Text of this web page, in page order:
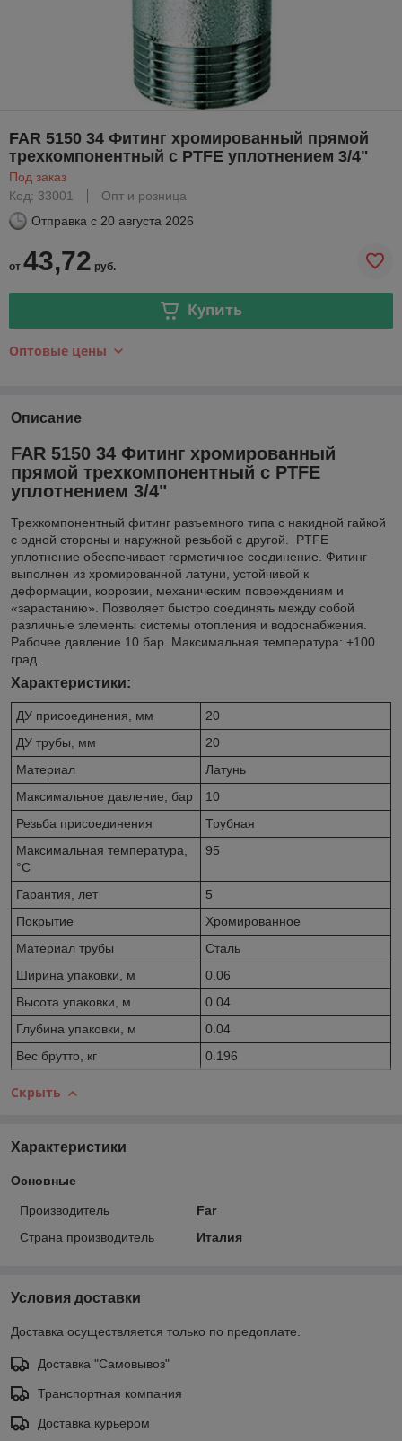
FAR 5150 34 Фитинг хромированный прямой
трехкомпонентный с PTFE уплотнением 3/4"
Под заказ
Код: 33001
Опт и розница
Отправка с 20 августа 2026
от 43,72 руб.
Купить
Оптовые цены
Описание
FAR 5150 34 Фитинг хромированный
прямой трехкомпонентный с PTFE
уплотнением 3/4"
Трехкомпонентный фитинг разъемного типа с накидной гайкой
с одной стороны и наружной резьбой с другой. PTFE
уплотнение обеспечивает герметичное соединение. Фитинг
выполнен из хромированной латуни, устойчивой к
деформации, коррозии, механическим повреждениям и
«зарастанию». Позволяет быстро соединять между собой
различные элементы системы отопления и водоснабжения.
Рабочее давление 10 бар. Максимальная температура: +100
град.
Характеристики:
ДУ присоединения, мм
20
ДУ трубы, мм
20
Материал
Латунь
Максимальное давление, бар
10
Резьба присоединения
Трубная
Максимальная температура,
°С
95
Гарантия, лет
5
Покрытие
Хромированное
Материал трубы
Сталь
Ширина упаковки, м
0.06
Высота упаковки, м
0.04
Глубина упаковки, м
0.04
Вес брутто, кг
0.196
Скрыть
Характеристики
Основные
Производитель
Far
Страна производитель
Италия
Условия доставки
Доставка осуществляется только по предоплате.
Доставка "Самовывоз"
Транспортная компания
Доставка курьером